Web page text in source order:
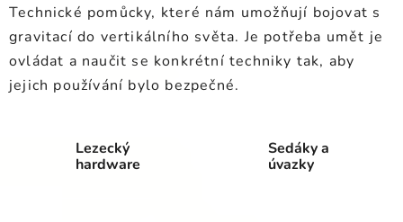
Technické pomůcky, které nám umožňují bojovat s
gravitací do vertikálního světa. Je potřeba umět je
ovládat a naučit se konkrétní techniky tak, aby
jejich používání bylo bezpečné.
Lezecký
hardware
Sedáky a
úvazky